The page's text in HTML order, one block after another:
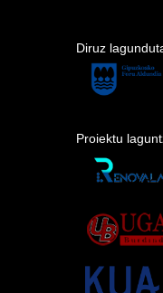
Diruz
Proiektu